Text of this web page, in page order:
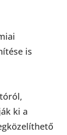
is
ki a